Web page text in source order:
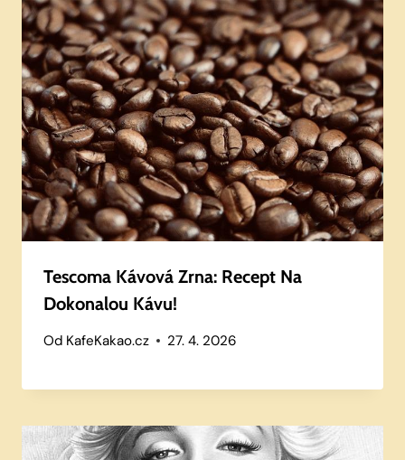
Tescoma Kávová Zrna: Recept Na
Dokonalou Kávu!
Od KafeKakao.cz 27. 4. 2026